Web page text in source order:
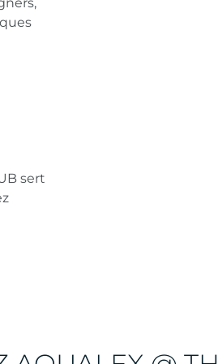
sert